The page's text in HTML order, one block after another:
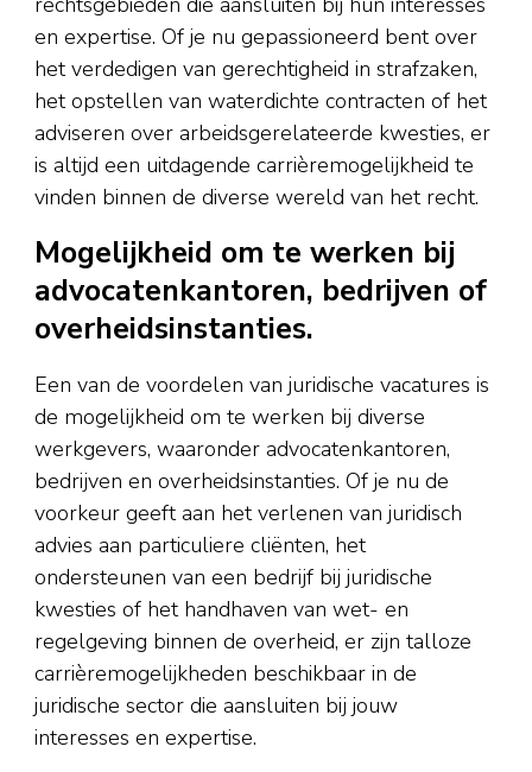
en expertise. Of je nu gepassioneerd bent over
het verdedigen van gerechtigheid in strafzaken,
het opstellen van waterdichte contracten of het
adviseren over arbeidsgerelateerde kwesties, er
is altijd een uitdagende carrièremogelijkheid te
vinden binnen de diverse wereld van het recht.
Mogelijkheid om te werken bij
advocatenkantoren, bedrijven of
overheidsinstanties.
Een van de voordelen van juridische vacatures is
de mogelijkheid om te werken bij diverse
werkgevers, waaronder advocatenkantoren,
bedrijven en overheidsinstanties. Of je nu de
voorkeur geeft aan het verlenen van juridisch
advies aan particuliere cliënten, het
ondersteunen van een bedrijf bij juridische
kwesties of het handhaven van wet- en
regelgeving binnen de overheid, er zijn talloze
carrièremogelijkheden beschikbaar in de
juridische sector die aansluiten bij jouw
interesses en expertise.